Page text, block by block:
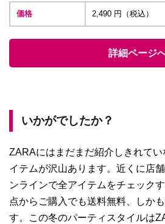
価格 2,490 円（税込）
詳細ページ
いかがでしたか？
ZARAにはまだまだ紹介しきれて
イテムが沢山あります。近くに店
ンラインで全アイテムをチェック
点からご購入でも送料無料、しか
す。この冬のパーティスタイルは